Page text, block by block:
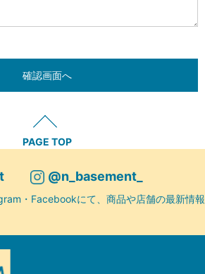
PAGE TOP
@n_basement_
・Facebookにて、商品や店舗の最新情報